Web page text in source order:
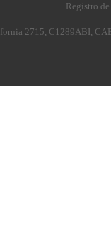
Registro
2715, C1289ABI,